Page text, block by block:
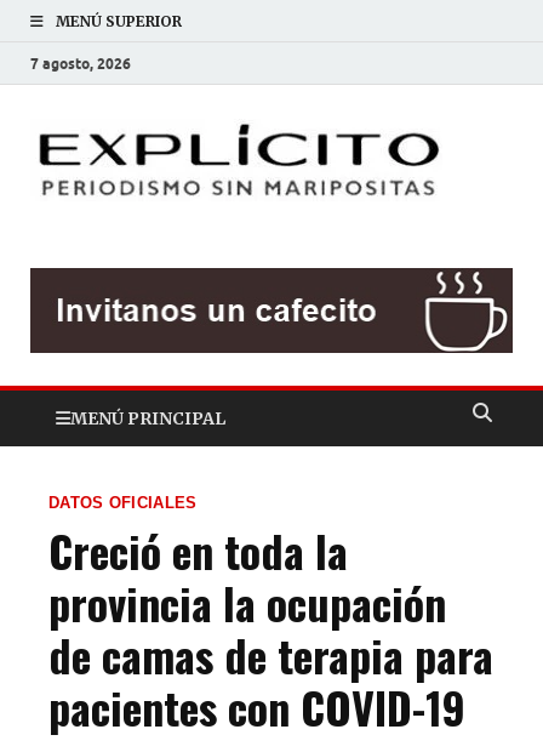
MENÚ SUPERIOR
7 agosto, 2026
MENÚ PRINCIPAL
DATOS OFICIALES
Creció en toda la
provincia la ocupación
de camas de terapia para
pacientes con COVID-19